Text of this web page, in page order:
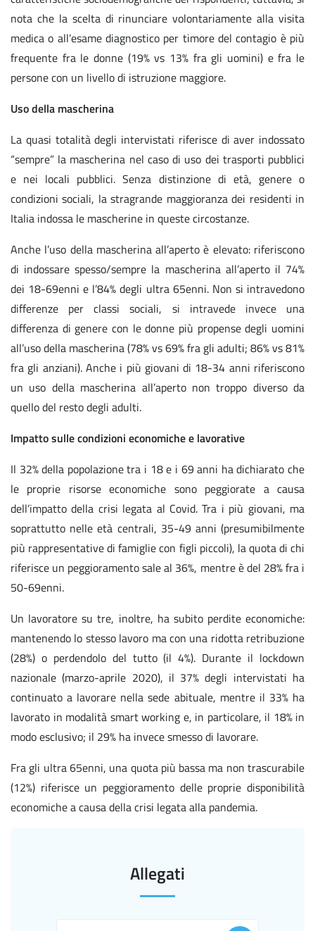
nota che la scelta di rinunciare volontariamente alla visita
medica o all’esame diagnostico per timore del contagio è più
frequente fra le donne (19% vs 13% fra gli uomini) e fra le
persone con un livello di istruzione maggiore.
Uso della mascherina
La quasi totalità degli intervistati riferisce di aver indossato
“sempre” la mascherina nel caso di uso dei trasporti pubblici
e nei locali pubblici. Senza distinzione di età, genere o
condizioni sociali, la stragrande maggioranza dei residenti in
Italia indossa le mascherine in queste circostanze.
Anche l’uso della mascherina all’aperto è elevato: riferiscono
di indossare spesso/sempre la mascherina all’aperto il 74%
dei 18-69enni e l’84% degli ultra 65enni. Non si intravedono
differenze per classi sociali, si intravede invece una
differenza di genere con le donne più propense degli uomini
all’uso della mascherina (78% vs 69% fra gli adulti; 86% vs 81%
fra gli anziani). Anche i più giovani di 18-34 anni riferiscono
un uso della mascherina all’aperto non troppo diverso da
quello del resto degli adulti.
Impatto sulle condizioni economiche e lavorative
Il 32% della popolazione tra i 18 e i 69 anni ha dichiarato che
le proprie risorse economiche sono peggiorate a causa
dell’impatto della crisi legata al Covid. Tra i più giovani, ma
soprattutto nelle età centrali, 35-49 anni (presumibilmente
più rappresentative di famiglie con figli piccoli), la quota di chi
riferisce un peggioramento sale al 36%, mentre è del 28% fra i
50-69enni.
Un lavoratore su tre, inoltre, ha subito perdite economiche:
mantenendo lo stesso lavoro ma con una ridotta retribuzione
(28%) o perdendolo del tutto (il 4%). Durante il lockdown
nazionale (marzo-aprile 2020), il 37% degli intervistati ha
continuato a lavorare nella sede abituale, mentre il 33% ha
lavorato in modalità smart working e, in particolare, il 18% in
modo esclusivo; il 29% ha invece smesso di lavorare.
Fra gli ultra 65enni, una quota più bassa ma non trascurabile
(12%) riferisce un peggioramento delle proprie disponibilità
economiche a causa della crisi legata alla pandemia.
Allegati